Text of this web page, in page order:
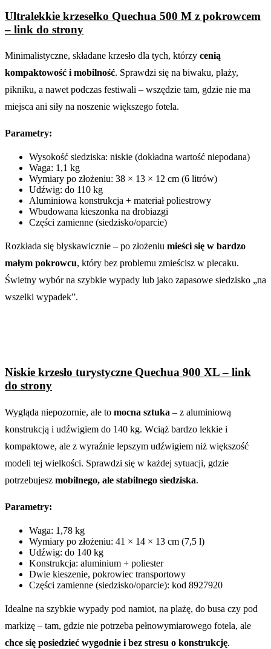
Ultralekkie krzesełko Quechua 500 M z pokrowcem
– link do strony
Minimalistyczne, składane krzesło dla tych, którzy cenią
kompaktowość i mobilność. Sprawdzi się na biwaku, plaży,
pikniku, a nawet podczas festiwali – wszędzie tam, gdzie nie ma
miejsca ani siły na noszenie większego fotela.
Parametry:
Wysokość siedziska: niskie (dokładna wartość niepodana)
Waga: 1,1 kg
Wymiary po złożeniu: 38 × 13 × 12 cm (6 litrów)
Udźwig: do 110 kg
Aluminiowa konstrukcja + materiał poliestrowy
Wbudowana kieszonka na drobiazgi
Części zamienne (siedzisko/oparcie)
Rozkłada się błyskawicznie – po złożeniu mieści się w bardzo
małym pokrowcu, który bez problemu zmieścisz w plecaku.
Świetny wybór na szybkie wypady lub jako zapasowe siedzisko „na
wszelki wypadek”.
Niskie krzesło turystyczne Quechua 900 XL – link
do strony
Wygląda niepozornie, ale to mocna sztuka – z aluminiową
konstrukcją i udźwigiem do 140 kg. Wciąż bardzo lekkie i
kompaktowe, ale z wyraźnie lepszym udźwigiem niż większość
modeli tej wielkości. Sprawdzi się w każdej sytuacji, gdzie
potrzebujesz mobilnego, ale stabilnego siedziska.
Parametry:
Waga: 1,78 kg
Wymiary po złożeniu: 41 × 14 × 13 cm (7,5 l)
Udźwig: do 140 kg
Konstrukcja: aluminium + poliester
Dwie kieszenie, pokrowiec transportowy
Części zamienne (siedzisko/oparcie): kod 8927920
Idealne na szybkie wypady pod namiot, na plażę, do busa czy pod
markizę – tam, gdzie nie potrzeba pełnowymiarowego fotela, ale
chce się posiedzieć wygodnie i bez stresu o konstrukcję.